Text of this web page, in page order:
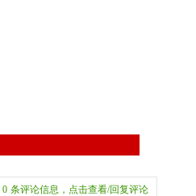
0 条评论信息，点击查看/回复评论